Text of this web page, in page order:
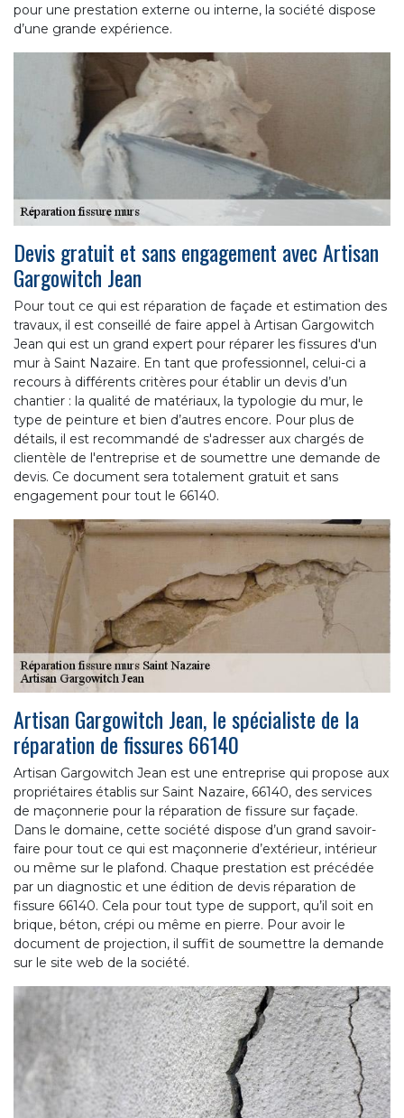
pour une prestation externe ou interne, la société dispose
d’une grande expérience.
Devis gratuit et sans engagement avec Artisan
Gargowitch Jean
Pour tout ce qui est réparation de façade et estimation des
travaux, il est conseillé de faire appel à Artisan Gargowitch
Jean qui est un grand expert pour réparer les fissures d'un
mur à Saint Nazaire. En tant que professionnel, celui-ci a
recours à différents critères pour établir un devis d’un
chantier : la qualité de matériaux, la typologie du mur, le
type de peinture et bien d’autres encore. Pour plus de
détails, il est recommandé de s'adresser aux chargés de
clientèle de l'entreprise et de soumettre une demande de
devis. Ce document sera totalement gratuit et sans
engagement pour tout le 66140.
Artisan Gargowitch Jean, le spécialiste de la
réparation de fissures 66140
Artisan Gargowitch Jean est une entreprise qui propose aux
propriétaires établis sur Saint Nazaire, 66140, des services
de maçonnerie pour la réparation de fissure sur façade.
Dans le domaine, cette société dispose d’un grand savoir-
faire pour tout ce qui est maçonnerie d’extérieur, intérieur
ou même sur le plafond. Chaque prestation est précédée
par un diagnostic et une édition de devis réparation de
fissure 66140. Cela pour tout type de support, qu’il soit en
brique, béton, crépi ou même en pierre. Pour avoir le
document de projection, il suffit de soumettre la demande
sur le site web de la société.